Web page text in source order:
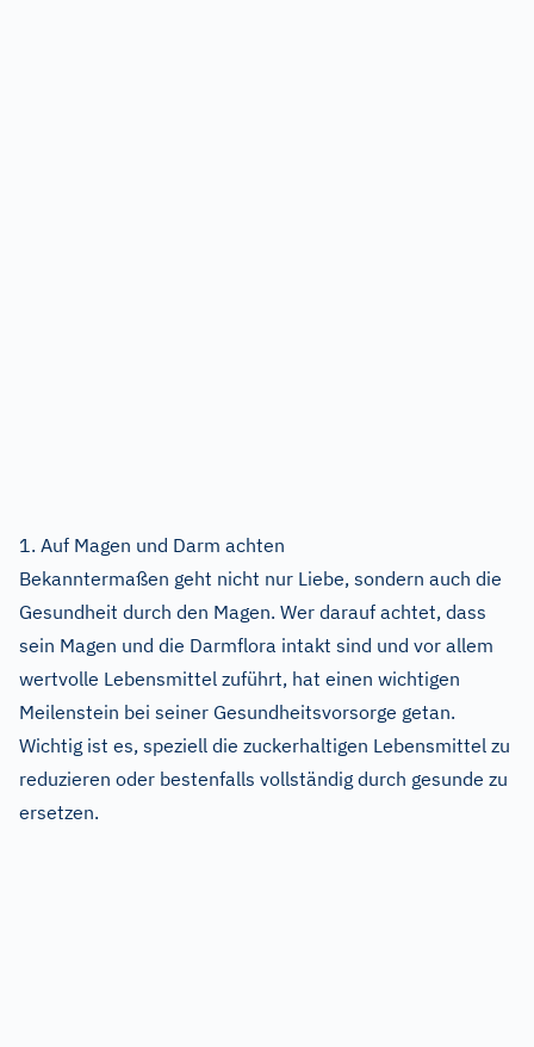
1. Auf Magen und Darm achten
Bekanntermaßen geht nicht nur Liebe, sondern auch die
Gesundheit durch den Magen. Wer darauf achtet, dass
sein Magen und die Darmflora intakt sind und vor allem
wertvolle Lebensmittel zuführt, hat einen wichtigen
Meilenstein bei seiner Gesundheitsvorsorge getan.
Wichtig ist es, speziell die zuckerhaltigen Lebensmittel zu
reduzieren oder bestenfalls vollständig durch gesunde zu
ersetzen.